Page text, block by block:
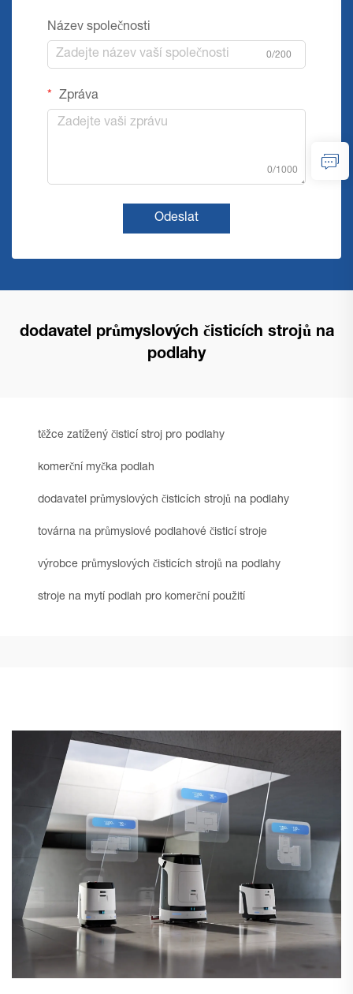
Název společnosti
0/200
Zpráva
0/1000
Odeslat
dodavatel průmyslových čisticích strojů na
podlahy
těžce zatížený čisticí stroj pro podlahy
komerční myčka podlah
dodavatel průmyslových čisticích strojů na podlahy
továrna na průmyslové podlahové čisticí stroje
výrobce průmyslových čisticích strojů na podlahy
stroje na mytí podlah pro komerční použití